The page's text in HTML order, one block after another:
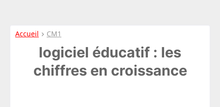
Accueil CM1
logiciel éducatif : les
chiffres en croissance